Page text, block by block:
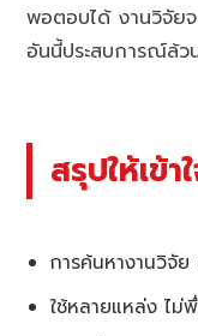
พอตอบได้ งานวิจัยจ
อันนี้ประสบการณ์ล้ว
สรุปให้เข้า
การค้นหางานวิจั
ใช้หลายแหล่ง ไม่